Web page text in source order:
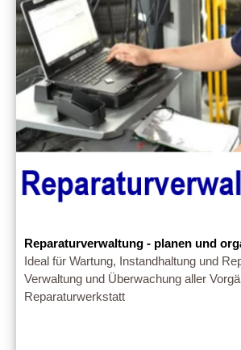
Reparaturverwaltung - planen und
Ideal für Wartung, Instandhaltung und
Verwaltung und Überwachung aller
Reparaturwerkstatt